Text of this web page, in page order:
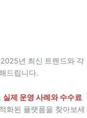
년 최신 트렌드와 각
드립니다.
실제 운영 사례와 수수료
화된 플랫폼을 찾아보세